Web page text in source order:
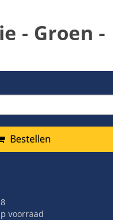
- Groen -
Bestellen
voorraad